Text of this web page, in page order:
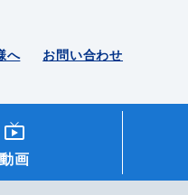
へ お問い合わせ
動画